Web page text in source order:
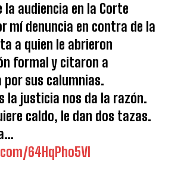
la audiencia en la Corte
mí denuncia en contra de la
a quien le abrieron
formal y citaron a
sus calumnias.
la justicia nos da la razón.
caldo, le dan dos tazas.
64HqPho5VI